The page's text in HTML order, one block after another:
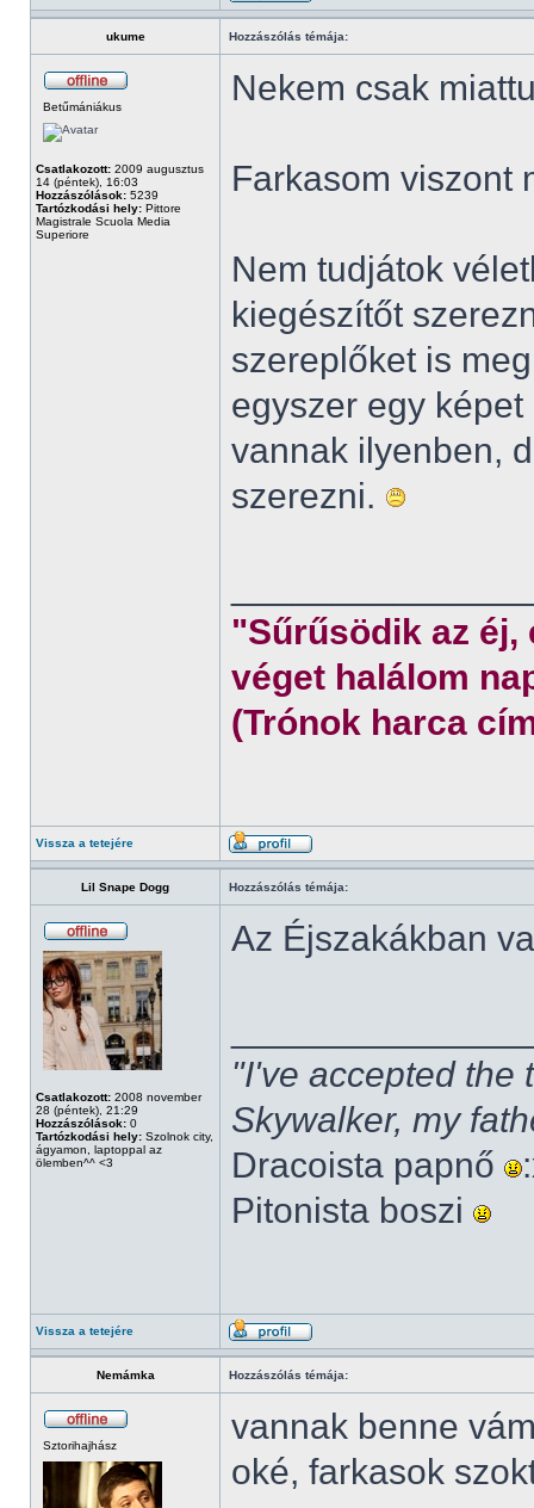
ukume Hozzászólás témája:
Betűmániákus
Csatlakozott: 2009 augusztus
14 (péntek), 16:03
Hozzászólások: 5239
Tartózkodási hely: Pittore
Magistrale Scuola Media
Superiore
Nekem csak
Farkasom viszont
Nem tudjátok
kiegészítőt
szereplőket is
egyszer egy
vannak ilyenben,
szerezni.
"Sűrűsödik az éj,
véget halálom
(Trónok harca
Vissza a tetejére
Lil Snape Dogg Hozzászólás témája:
Csatlakozott: 2008 november
28 (péntek), 21:29
Hozzászólások: 0
Tartózkodási hely: Szolnok city,
ágyamon, laptoppal az
ölemben^^ <3
Az Éjszakákban
"I've accepted the
Skywalker, my
Dracoista papnő
Pitonista boszi
Vissza a tetejére
Nemámka Hozzászólás témája:
Sztorihajhász
vannak benne
oké, farkasok